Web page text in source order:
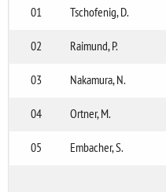
01
Tschofenig, D.
02 Raimund, P.
03 Nakamura, N.
04 Ortner, M.
05 Embacher, S.